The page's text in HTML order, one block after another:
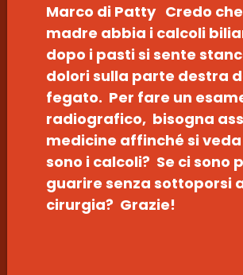
Marco di Patty Credo
madre abbia i calcoli
dopo i pasti si sente
dolori sulla parte destra
fegato. Per fare un
radiografico, bisogna
medicine affinché si veda
sono i calcoli? Se ci sono
guarire senza sottoporsi
cirurgia? Grazie!